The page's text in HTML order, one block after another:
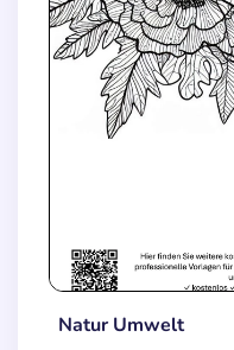
Natur Umwelt